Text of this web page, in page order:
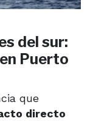
del sur:
Puerto
que
directo